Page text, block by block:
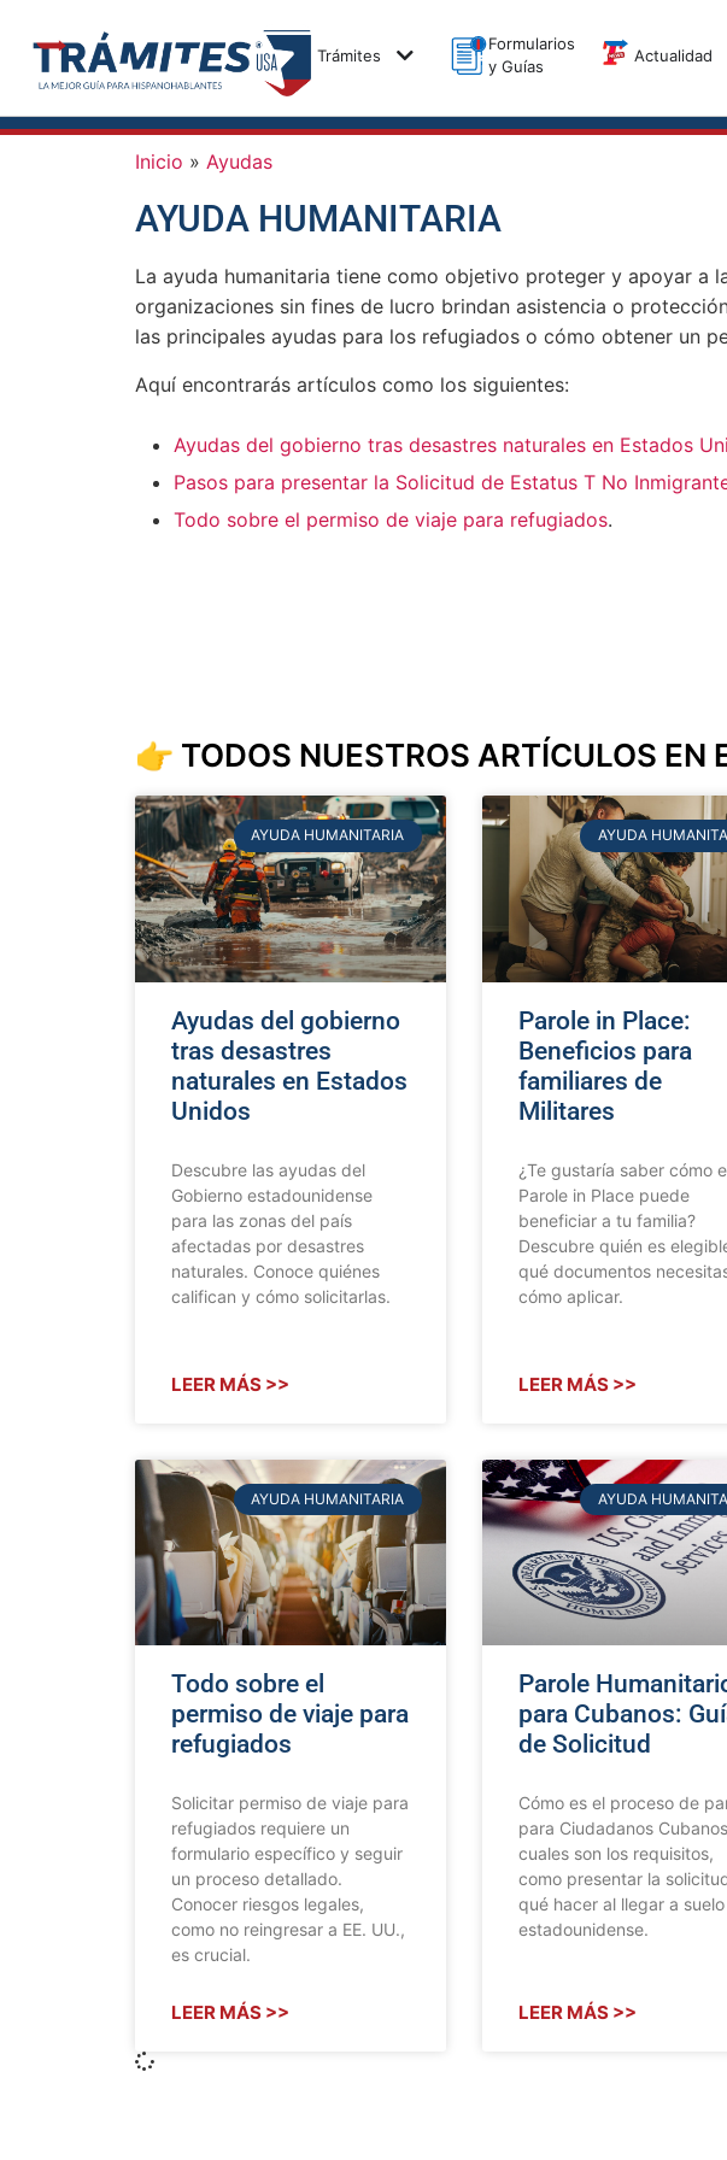
Trámites
Formularios
y Guías
T
T Actualidad
Inicio » Ayudas
AYUDA HUMANITARIA
La ayuda humanitaria tiene como objetivo proteger y apoyar a
organizaciones sin fines de lucro brindan asistencia o
las principales ayudas para los refugiados o cómo obtener un
Aquí encontrarás artículos como los siguientes:
Ayudas del gobierno tras desastres naturales en Estados
Pasos para presentar la Solicitud de Estatus T No
Todo sobre el permiso de viaje para refugiados.
👉 TODOS NUESTROS ARTÍCULOS EN
AYUDA HUMANITARIA
Ayudas del gobierno
tras desastres
naturales en Estados
Unidos
Descubre las ayudas del
Gobierno estadounidense
para las zonas del país
afectadas por desastres
naturales. Conoce quiénes
califican y cómo solicitarlas.
LEER MÁS >>
AYUDA
Parole in Place:
Beneficios para
familiares de
Militares
¿Te gustaría saber cómo
Parole in Place puede
beneficiar a tu familia?
Descubre quién es
qué documentos
cómo aplicar.
LEER MÁS >>
AYUDA HUMANITARIA
Todo sobre el
permiso de viaje para
refugiados
Solicitar permiso de viaje para
refugiados requiere un
formulario específico y seguir
un proceso detallado.
Conocer riesgos legales,
como no reingresar a EE. UU.,
es crucial.
LEER MÁS >>
AYUDA
Parole
para Cubanos:
de Solicitud
Cómo es el proceso de
para Ciudadanos
cuales son los requisitos,
como presentar la
qué hacer al llegar a suelo
estadounidense.
LEER MÁS >>